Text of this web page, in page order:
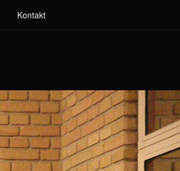
Kontakt